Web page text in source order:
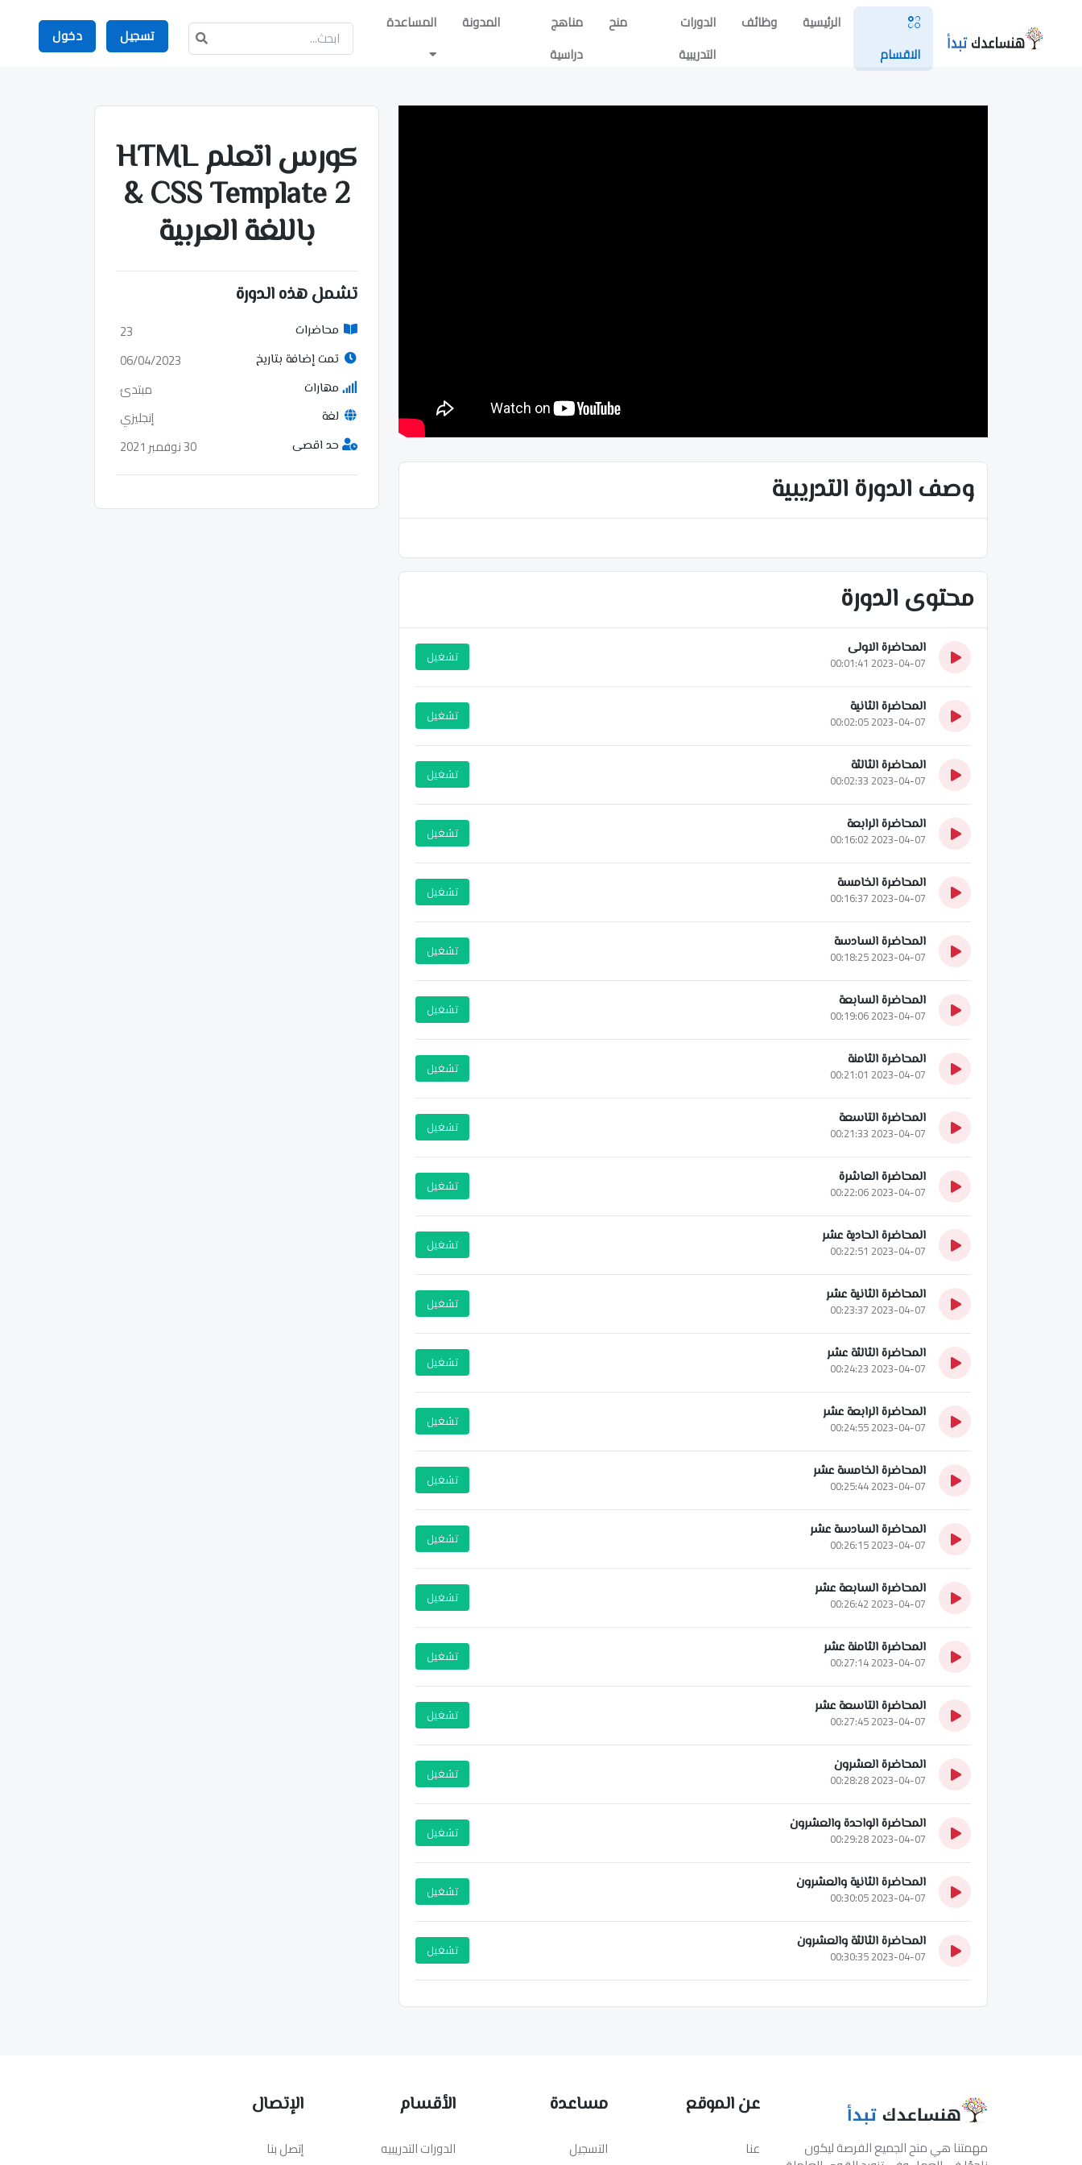
الاقسام
الرئيسية وظائف
الدورات
التدريبية
منح
مناهج
دراسية
المدونة المساعدة
تسجيل دخول
وصف الدورة التدريبية
محتوى الدورة
المحاضرة الاولى
2023-04-07 00:01:41 تشغيل
المحاضرة الثانية
2023-04-07 00:02:05 تشغيل
المحاضرة الثالثة
2023-04-07 00:02:33 تشغيل
المحاضرة الرابعة
2023-04-07 00:16:02 تشغيل
المحاضرة الخامسة
2023-04-07 00:16:37 تشغيل
المحاضرة السادسة
2023-04-07 00:18:25 تشغيل
المحاضرة السابعة
2023-04-07 00:19:06 تشغيل
المحاضرة الثامنة
2023-04-07 00:21:01 تشغيل
المحاضرة التاسعة
2023-04-07 00:21:33 تشغيل
المحاضرة العاشرة
2023-04-07 00:22:06 تشغيل
المحاضرة الحادية عشر
2023-04-07 00:22:51 تشغيل
المحاضرة الثانية عشر
2023-04-07 00:23:37 تشغيل
المحاضرة الثالثة عشر
2023-04-07 00:24:23 تشغيل
المحاضرة الرابعة عشر
2023-04-07 00:24:55 تشغيل
المحاضرة الخامسة عشر
2023-04-07 00:25:44 تشغيل
المحاضرة السادسة عشر
2023-04-07 00:26:15 تشغيل
المحاضرة السابعة عشر
2023-04-07 00:26:42 تشغيل
المحاضرة الثامنة عشر
2023-04-07 00:27:14 تشغيل
المحاضرة التاسعة عشر
2023-04-07 00:27:45 تشغيل
المحاضرة العشرون
2023-04-07 00:28:28 تشغيل
المحاضرة الواحدة والعشرون
2023-04-07 00:29:28 تشغيل
المحاضرة الثانية والعشرون
2023-04-07 00:30:05 تشغيل
المحاضرة الثالثة والعشرون
2023-04-07 00:30:35 تشغيل
كورس اتعلم HTML
& CSS Template 2
باللغة العربية
تشمل هذه الدورة
محاضرات 23
تمت إضافة بتاريخ 06/04/2023
مهارات مبتدئ
لغة إنجليزي
حد اقصى 30 نوفمبر 2021
مهمتنا هي منح الجميع الفرصة ليكون
عن الموقع
عنا
مساعدة
التسجيل
الأقسام
الدورات التدريبيه
الإتصال
إتصل بنا